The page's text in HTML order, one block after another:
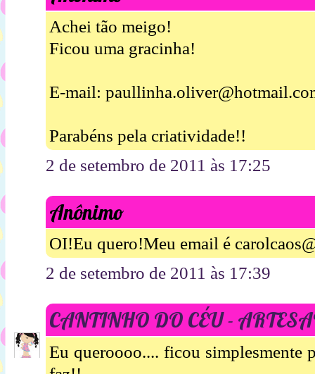
Achei tão meigo!
Ficou uma gracinha!
E-mail:
Parabéns pela criatividade!!
2 de setembro de 2011 às 17:25
Anônimo
OI!Eu quero!Meu email é
2 de setembro de 2011 às 17:39
CANTINHO DO CÉU -
Eu queroooo.... ficou simplesmente